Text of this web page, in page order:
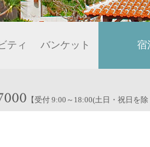
ティ バンケット 宿
【受付 9:00～18:00(土日・祝日を除